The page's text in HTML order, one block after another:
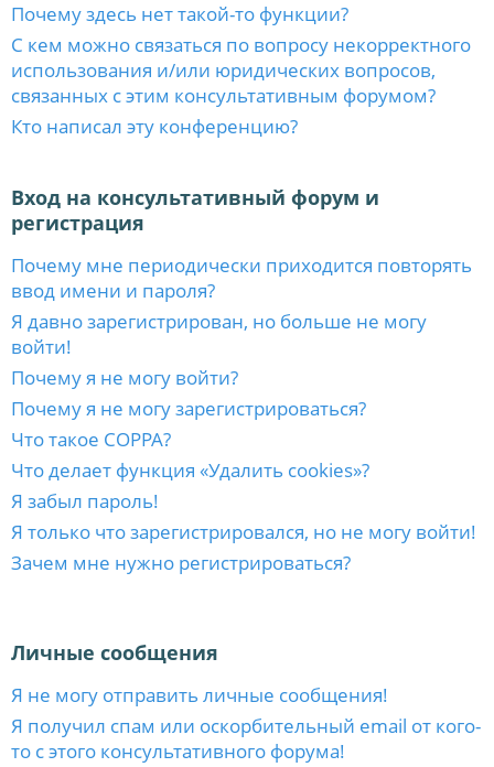
Почему здесь нет такой-то функции?
С кем можно связаться по вопросу некорректного
использования и/или юридических вопросов,
связанных с этим консультативным форумом?
Кто написал эту конференцию?
Вход на консультативный форум и
регистрация
Почему мне периодически приходится повторять
ввод имени и пароля?
Я давно зарегистрирован, но больше не могу
войти!
Почему я не могу войти?
Почему я не могу зарегистрироваться?
Что такое COPPA?
Что делает функция «Удалить cookies»?
Я забыл пароль!
Я только что зарегистрировался, но не могу войти!
Зачем мне нужно регистрироваться?
Личные сообщения
Я не могу отправить личные сообщения!
Я получил спам или оскорбительный email от кого-
то с этого консультативного форума!